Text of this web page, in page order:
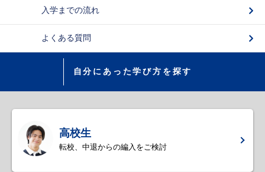
入学までの流れ
よくある質問
自分にあった学び方を探す
高校生
転校、中退からの編入をご検討